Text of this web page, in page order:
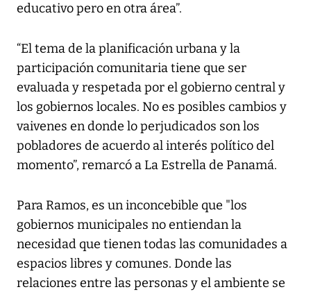
educativo pero en otra área”.
“El tema de la planificación urbana y la
participación comunitaria tiene que ser
evaluada y respetada por el gobierno central y
los gobiernos locales. No es posibles cambios y
vaivenes en donde lo perjudicados son los
pobladores de acuerdo al interés político del
momento”, remarcó aLa Estrella de Panamá.
Para Ramos, es un inconcebible que "los
gobiernos municipales no entiendan la
necesidad que tienen todas las comunidades a
espacios libres y comunes. Donde las
relaciones entre las personas y el ambiente se